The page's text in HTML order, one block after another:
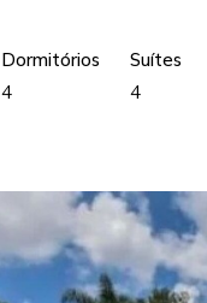
Dormitórios
4
Suítes
4